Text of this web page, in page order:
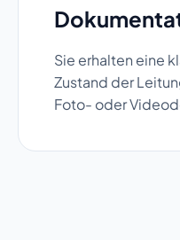
Sie erhalten eine
Zustand der
Foto- oder